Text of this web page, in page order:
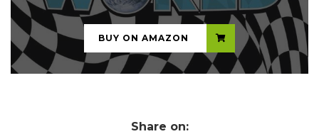
BUY ON AMAZON
Share on: